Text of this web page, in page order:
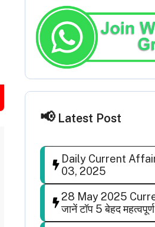
Latest Post
Daily Current
03, 2025
28 May 2025
जानें टॉप 5 बेहद